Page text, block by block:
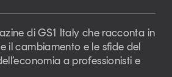
di GS1 Italy che racconta in
il cambiamento e le sfide del
a professionisti e